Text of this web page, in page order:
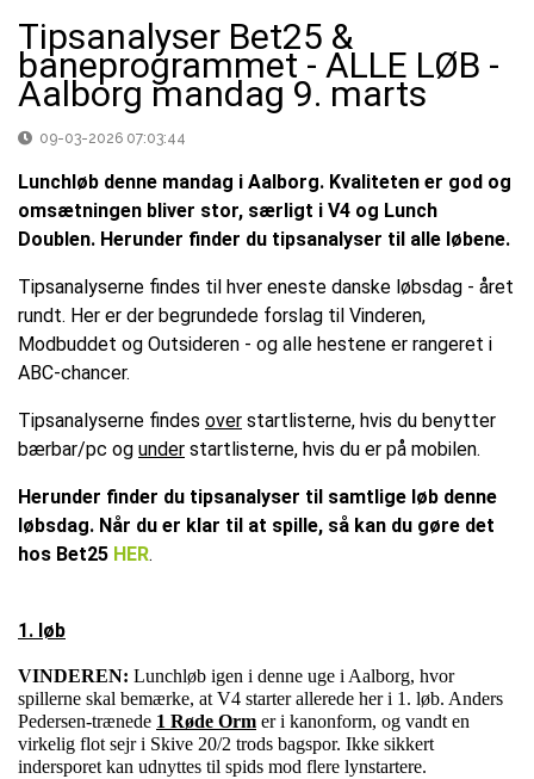
Tipsanalyser Bet25 &
baneprogrammet - ALLE LØB -
Aalborg mandag 9. marts
09-03-2026 07:03:44
Lunchløb denne mandag i Aalborg. Kvaliteten er god og
omsætningen bliver stor, særligt i V4 og Lunch
Doublen. Herunder finder du tipsanalyser til alle løbene.
Tipsanalyserne findes til hver eneste danske løbsdag - året
rundt. Her er der begrundede forslag til Vinderen,
Modbuddet og Outsideren - og alle hestene er rangeret i
ABC-chancer.
Tipsanalyserne findes over startlisterne, hvis du benytter
bærbar/pc og under startlisterne, hvis du er på mobilen.
Herunder finder du tipsanalyser til samtlige løb denne
løbsdag. Når du er klar til at spille, så kan du gøre det
hos Bet25 HER.
1. løb
VINDEREN: Lunchløb igen i denne uge i Aalborg, hvor
spillerne skal bemærke, at V4 starter allerede her i 1. løb. Anders
Pedersen-trænede 1 Røde Orm er i kanonform, og vandt en
virkelig flot sejr i Skive 20/2 trods bagspor. Ikke sikkert
indersporet kan udnyttes til spids mod flere lynstartere.